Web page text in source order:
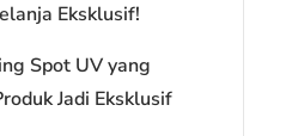
Eksklusif!
Spot UV yang
Jadi Eksklusif